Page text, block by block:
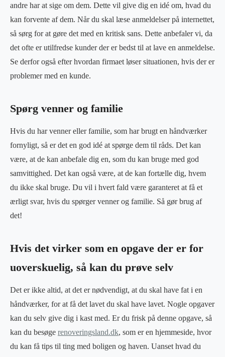
andre har at sige om dem. Dette vil give dig en idé om, hvad du
kan forvente af dem. Når du skal læse anmeldelser på internettet,
så sørg for at gøre det med en kritisk sans. Dette anbefaler vi, da
det ofte er utilfredse kunder der er bedst til at lave en anmeldelse.
Se derfor også efter hvordan firmaet løser situationen, hvis der er
problemer med en kunde.
Spørg venner og familie
Hvis du har venner eller familie, som har brugt en håndværker
fornyligt, så er det en god idé at spørge dem til råds. Det kan
være, at de kan anbefale dig en, som du kan bruge med god
samvittighed. Det kan også være, at de kan fortælle dig, hvem
du ikke skal bruge. Du vil i hvert fald være garanteret at få et
ærligt svar, hvis du spørger venner og familie. Så gør brug af
det!
Hvis det virker som en opgave der er for
uoverskuelig, så kan du prøve selv
Det er ikke altid, at det er nødvendigt, at du skal have fat i en
håndværker, for at få det lavet du skal have lavet. Nogle opgaver
kan du selv give dig i kast med. Er du frisk på denne opgave, så
kan du besøge renoveringsland.dk, som er en hjemmeside, hvor
du kan få tips til ting med boligen og haven. Uanset hvad du